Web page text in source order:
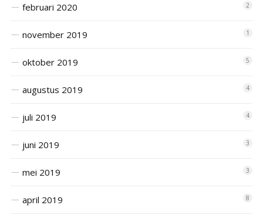
februari 2020 2
november 2019 1
oktober 2019 5
augustus 2019 4
juli 2019 4
juni 2019 3
mei 2019 3
april 2019 8